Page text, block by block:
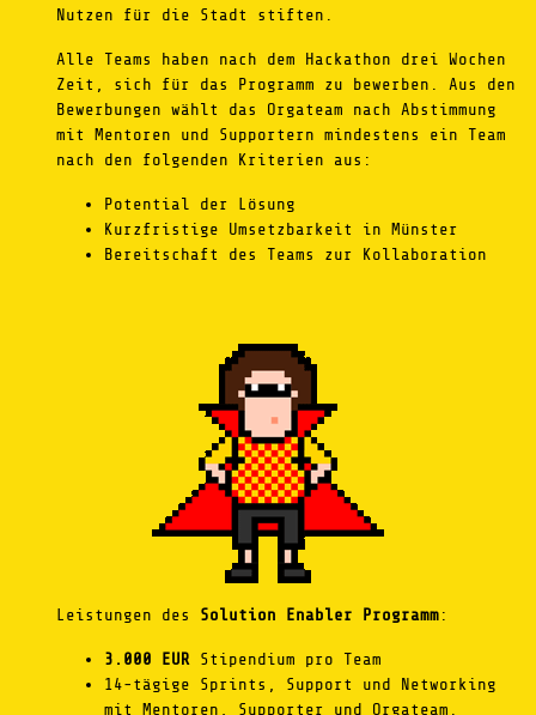
Nutzen für die Stadt stiften.
Alle Teams haben nach dem Hackathon drei Wochen
Zeit, sich für das Programm zu bewerben. Aus den
Bewerbungen wählt das Orgateam nach Abstimmung
mit Mentoren und Supportern mindestens ein Team
nach den folgenden Kriterien aus:
Potential der Lösung
Kurzfristige Umsetzbarkeit in Münster
Bereitschaft des Teams zur Kollaboration
Leistungen des Solution Enabler Programm :
3.000 EUR Stipendium pro Team
14-tägige Sprints, Support und Networking
mit Mentoren Supporter und Orgateam